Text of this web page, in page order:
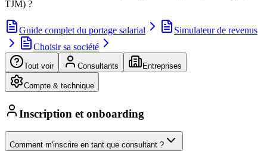
TJM) ?
Guide complet du portage salarial
Simulateur de revenus
Choisir sa société
Tout voir Consultants Entreprises
Compte & technique
Inscription et onboarding
Comment m'inscrire en tant que consultant ?